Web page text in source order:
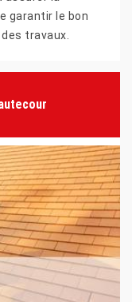
garantir le bon
travaux.